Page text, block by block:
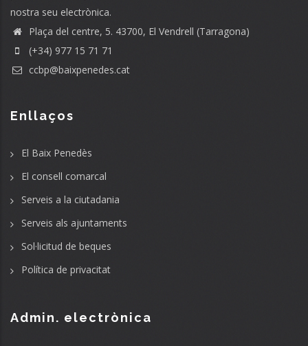
nostra seu electrònica.
Plaça del centre, 5. 43700, El Vendrell (Tarragona)
(+34) 977 15 71 71
ccbp@baixpenedes.cat
Enllaços
El Baix Penedès
El consell comarcal
Serveis a la ciutadania
Serveis als ajuntaments
Sol·licitud de beques
Política de privacitat
Admin. electrònica